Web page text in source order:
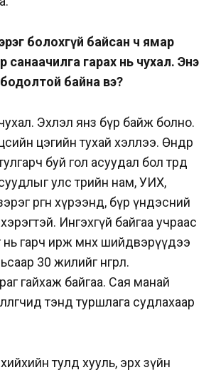
болохгүй байсан ч ямар
санаачилга гарах нь чухал. Энэ
байна вэ?
Эхлэл янз бүр байж болно.
цэгийн тухай хэллээ. Өнөөдөр
буй гол асуудал бол төрд
улс төрийн нам, УИХ,
өргөн хүрээнд, бүр үндэсний
Ингэхгүй байгаа учраас
нь гарч ирж өмнөх шийдвэрүүдээ
30 жилийг өнгөрөөлөө.
гайхаж байгаа. Сая манай
тэнд туршлага судлахаар
тулд хууль, эрх зүйн